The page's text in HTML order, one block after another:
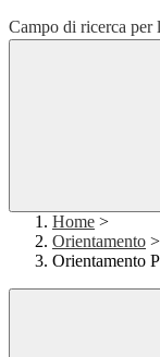
Campo di ricerca per
Home >
Orientamento >
Orientamento